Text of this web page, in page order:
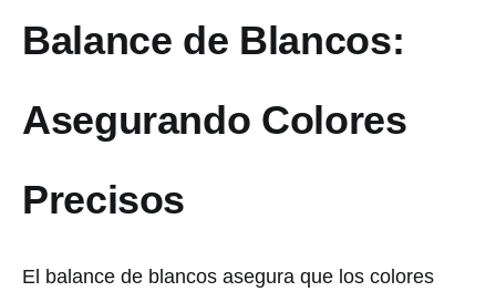
Balance de Blancos:
Asegurando Colores
Precisos
El balance de blancos asegura que los colores